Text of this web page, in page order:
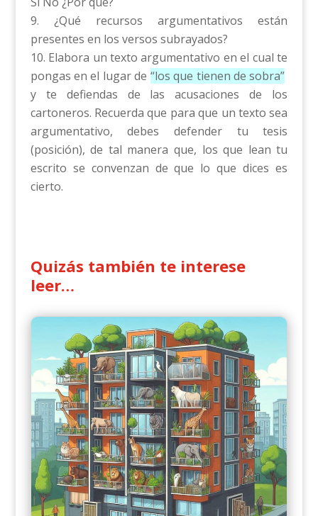
¿Qué recursos argumentativos están
presentes en los versos subrayados?
Elabora un texto argumentativo en el cual te
pongas en el lugar de “los que tienen de sobra”
y te defiendas de las acusaciones de los
cartoneros. Recuerda que para que un texto sea
argumentativo, debes defender tu tesis
(posición), de tal manera que, los que lean tu
escrito se convenzan de que lo que dices es
cierto.
Quizás también te interese
leer…